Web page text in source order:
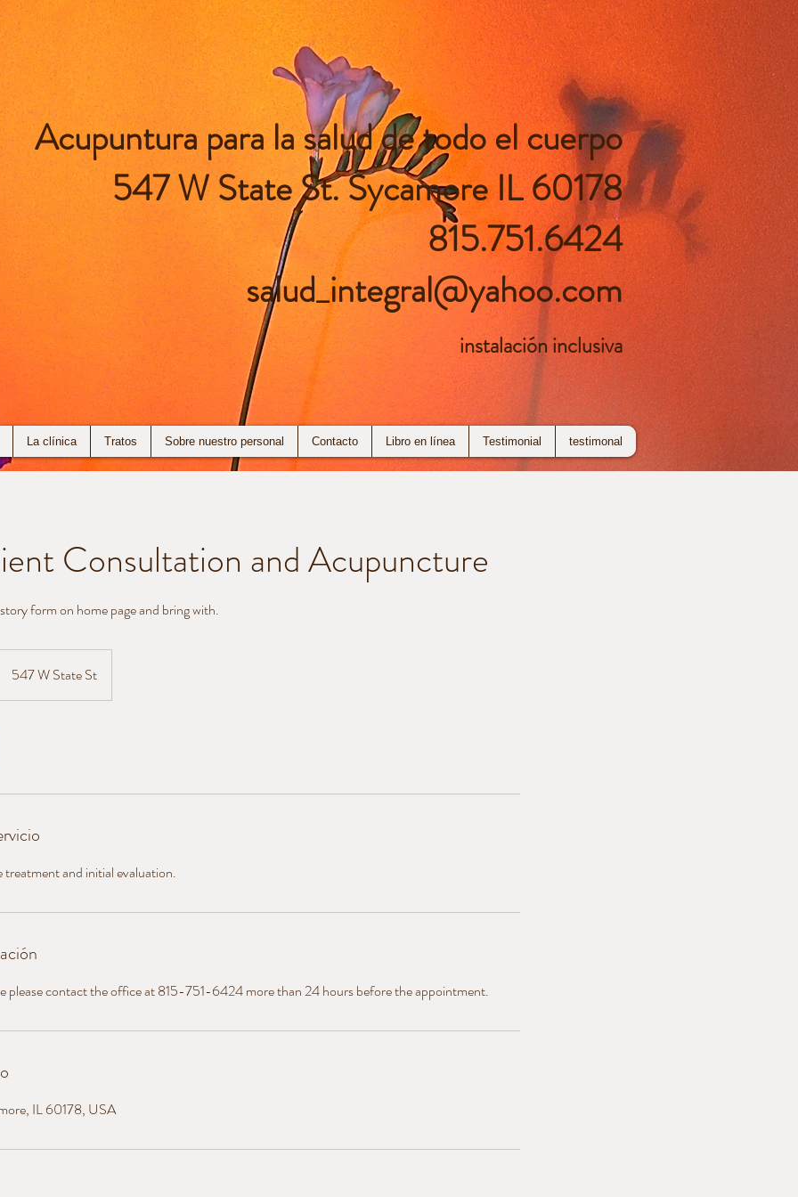
Acupuntura para la salud de todo el cuerpo
547 W State St. Sycamore IL 60178
815.751.6424
salud_integral@yahoo.com
instalación inclusiva
La clínica Tratos Sobre nuestro personal Contacto Libro en línea Testimonial testimonal
Consultation and Acupuncture
form on home page and bring with.
547 W State St
and initial evaluation.
please contact the office at 815-751-6424 more than 24 hours before the appointment.
IL 60178, USA